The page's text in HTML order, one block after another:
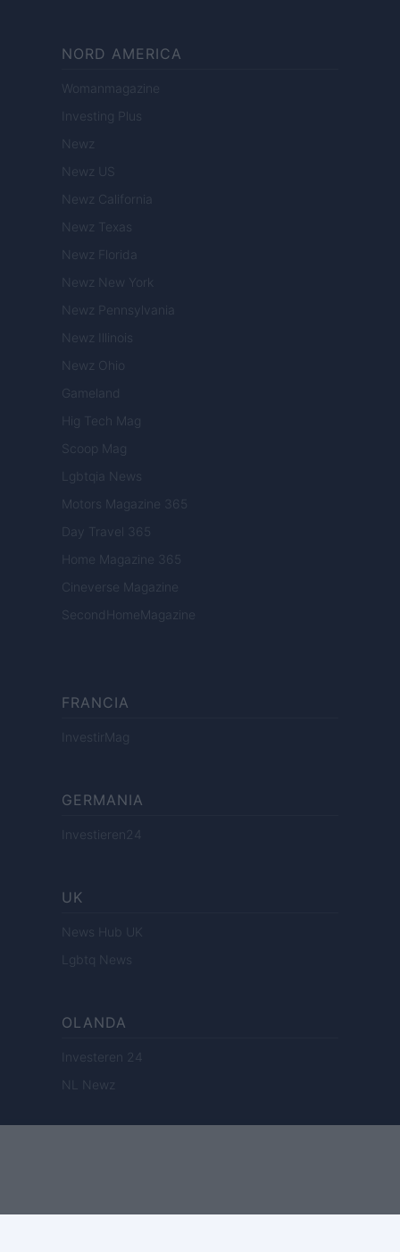
NORD AMERICA
Womanmagazine
Investing Plus
Newz
Newz US
Newz California
Newz Texas
Newz Florida
Newz New York
Newz Pennsylvania
Newz Illinois
Newz Ohio
Gameland
Hig Tech Mag
Scoop Mag
Lgbtqia News
Motors Magazine 365
Day Travel 365
Home Magazine 365
Cineverse Magazine
SecondHomeMagazine
FRANCIA
InvestirMag
GERMANIA
Investieren24
UK
News Hub UK
Lgbtq News
OLANDA
Investeren 24
NL Newz